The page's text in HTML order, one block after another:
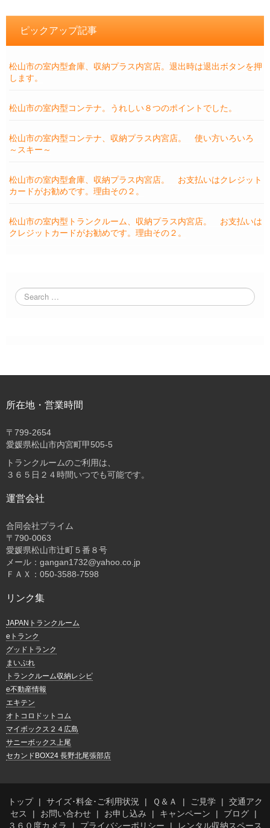
ピックアップ記事
松山市の室内型倉庫、収納プラス内宮店。退出時は退出ボタンを押
します。
松山市の室内型コンテナ。うれしい８つのポイントでした。
松山市の室内型コンテナ、収納プラス内宮店。 使い方いろいろ
～スキー～
松山市の室内型倉庫、収納プラス内宮店。 お支払いはクレジット
カードがお勧めです。理由その２。
松山市の室内型トランクルーム、収納プラス内宮店。 お支払いは
クレジットカードがお勧めです。理由その２。
所在地・営業時間
〒 799-2654
愛媛県松山市内宮町甲505-5
トランクルームのご利用は、
３６５日２４時間いつでも可能です。
運営会社
合同会社プライム
〒 790-0063
愛媛県松山市辻町５番８号
メール：gangan1732@yahoo.co.jp
ＦＡＸ：050-3588-7598
リンク集
JAPANトランクルーム
eトランク
グッドトランク
まいぷれ
トランクルーム収納レシピ
e不動産情報
エキテン
オトコロドットコム
マイボックス２４広島
サニーボックス上尾
セカンドBOX24 長野北尾張部店
トップ サイズ･料金･ご利用状況 Ｑ＆Ａ ご見学
交通アク
セス
お問い合わせ お申し込み キャンペーン
ブログ
３６０度カメラ
プライバシーポリシー レンタル収納スペース